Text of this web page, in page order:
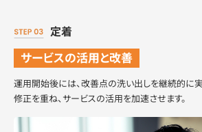
定着
サービスの活用と改善
運用開始後には、改善点の洗い出しを継続的に実
修正を重ね、サービスの活用を加速させます。